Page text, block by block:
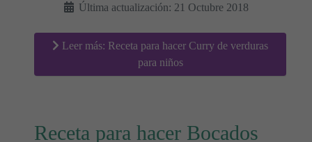
Última actualización: 21 Octubre 2018
Leer más: Receta para hacer Curry de verduras
para niños
Receta para hacer Bocados